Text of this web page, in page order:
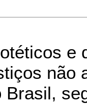
e
não
Brasil,